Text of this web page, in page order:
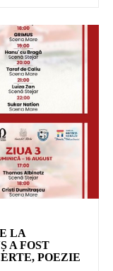
LA
A FOST
POEZIE